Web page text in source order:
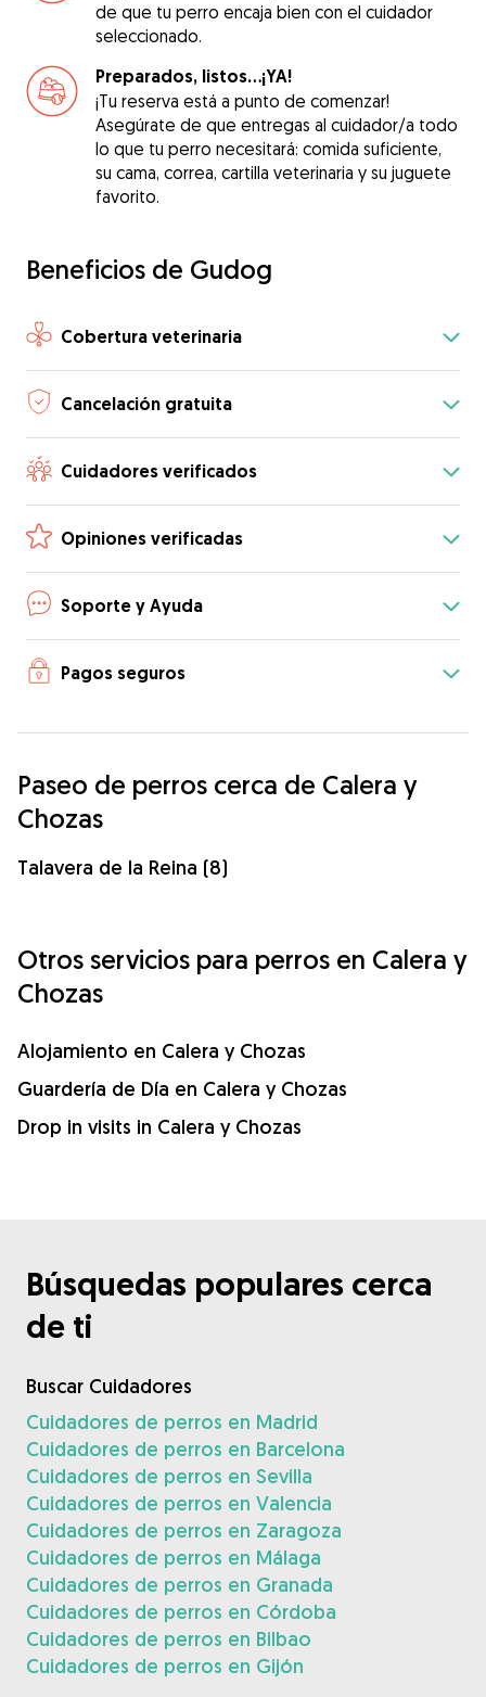
de que tu perro encaja bien con el cuidador
seleccionado.
Preparados, listos...¡YA!
¡Tu reserva está a punto de comenzar!
Asegúrate de que entregas al cuidador/a todo
lo que tu perro necesitará: comida suficiente,
su cama, correa, cartilla veterinaria y su juguete
favorito.
Beneficios de Gudog
Cobertura veterinaria
Cancelación gratuita
Cuidadores verificados
Opiniones verificadas
Soporte y Ayuda
Pagos seguros
Paseo de perros cerca de Calera y
Chozas
Talavera de la Reina (8)
Otros servicios para perros en Calera y
Chozas
Alojamiento en Calera y Chozas
Guardería de Día en Calera y Chozas
Drop in visits in Calera y Chozas
Búsquedas populares cerca
de ti
Buscar Cuidadores
Cuidadores de perros en Madrid
Cuidadores de perros en Barcelona
Cuidadores de perros en Sevilla
Cuidadores de perros en Valencia
Cuidadores de perros en Zaragoza
Cuidadores de perros en Málaga
Cuidadores de perros en Granada
Cuidadores de perros en Córdoba
Cuidadores de perros en Bilbao
Cuidadores de perros en Gijón